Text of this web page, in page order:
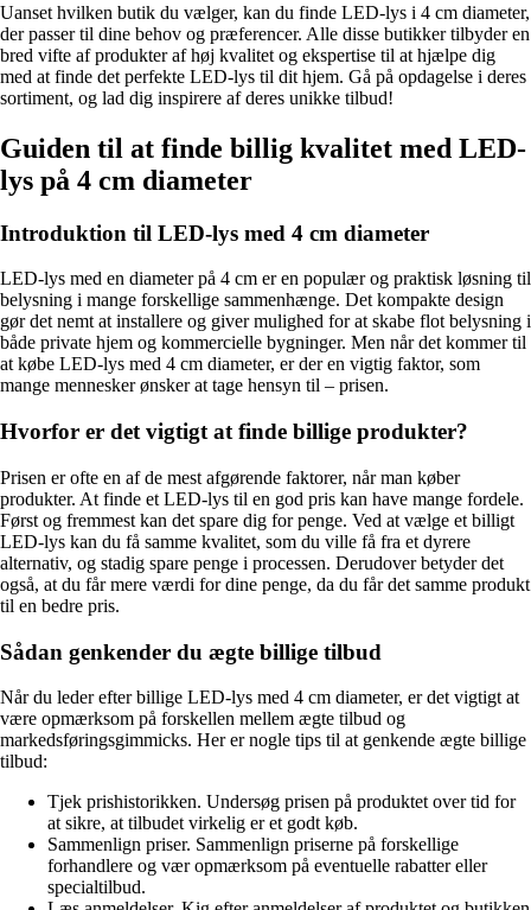
Uanset hvilken butik du vælger, kan du finde LED-lys i 4 cm diameter,
der passer til dine behov og præferencer. Alle disse butikker tilbyder en
bred vifte af produkter af høj kvalitet og ekspertise til at hjælpe dig
med at finde det perfekte LED-lys til dit hjem. Gå på opdagelse i deres
sortiment, og lad dig inspirere af deres unikke tilbud!
Guiden til at finde billig kvalitet med LED-
lys på 4 cm diameter
Introduktion til LED-lys med 4 cm diameter
LED-lys med en diameter på 4 cm er en populær og praktisk løsning til
belysning i mange forskellige sammenhænge. Det kompakte design
gør det nemt at installere og giver mulighed for at skabe flot belysning i
både private hjem og kommercielle bygninger. Men når det kommer til
at købe LED-lys med 4 cm diameter, er der en vigtig faktor, som
mange mennesker ønsker at tage hensyn til – prisen.
Hvorfor er det vigtigt at finde billige produkter?
Prisen er ofte en af de mest afgørende faktorer, når man køber
produkter. At finde et LED-lys til en god pris kan have mange fordele.
Først og fremmest kan det spare dig for penge. Ved at vælge et billigt
LED-lys kan du få samme kvalitet, som du ville få fra et dyrere
alternativ, og stadig spare penge i processen. Derudover betyder det
også, at du får mere værdi for dine penge, da du får det samme produkt
til en bedre pris.
Sådan genkender du ægte billige tilbud
Når du leder efter billige LED-lys med 4 cm diameter, er det vigtigt at
være opmærksom på forskellen mellem ægte tilbud og
markedsføringsgimmicks. Her er nogle tips til at genkende ægte billige
tilbud:
Tjek prishistorikken. Undersøg prisen på produktet over tid for
at sikre, at tilbudet virkelig er et godt køb.
Sammenlign priser. Sammenlign priserne på forskellige
forhandlere og vær opmærksom på eventuelle rabatter eller
specialtilbud.